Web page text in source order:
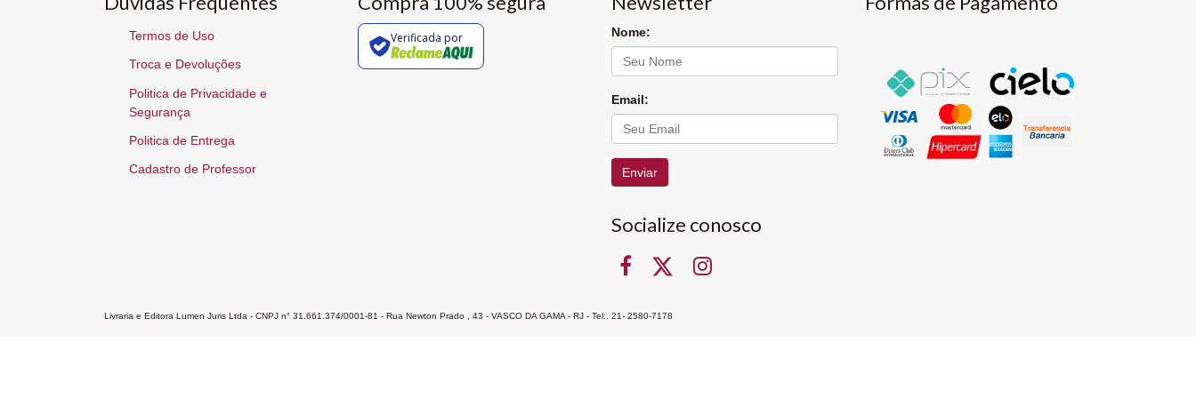
Termos de Uso
Troca e Devoluções
Politica de Privacidade e
Segurança
Politica de Entrega
Cadastro de Professor
Verificada por Nome:
Email:
Enviar
Socialize conosco
Livraria e Editora Lumen Juris Ltda - CNPJ n° 31.661.374/0001-81 - Rua Newton Prado , 43 - VASCO DA GAMA - RJ - Tel:. 21- 2580-7178